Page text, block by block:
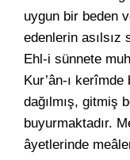
uygun bir beden
edenlerin asılsız
Ehl-i sünnete
Kur’ân-ı
dağılmış, gitmiş
buyurmaktadır.
âyetlerinde